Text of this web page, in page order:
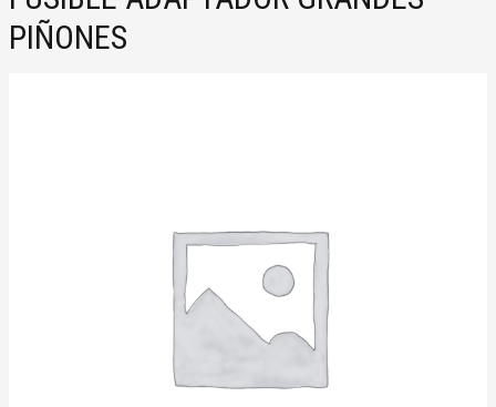
PIÑONES